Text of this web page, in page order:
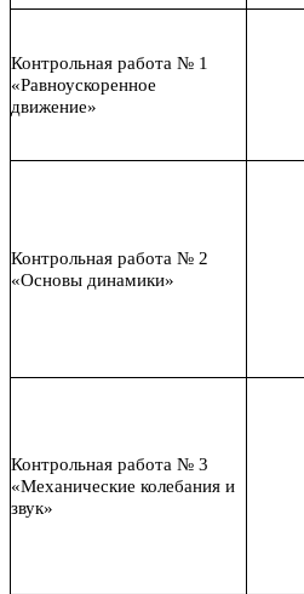
Контрольная работа № 1
«Равноускоренное
движение»
Контрольная работа № 2
«Основы динамики»
Контрольная работа № 3
«Механические колебания и
звук»